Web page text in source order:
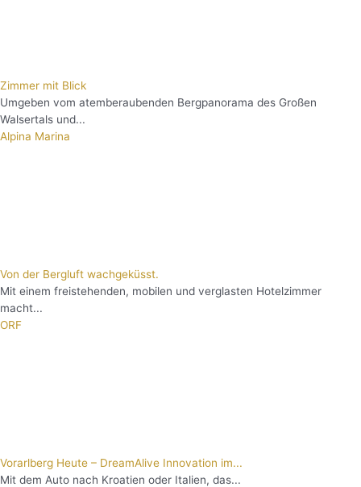
Zimmer mit Blick
Umgeben vom atemberaubenden Bergpanorama des Großen
Walsertals und...
Alpina Marina
Von der Bergluft wachgeküsst.
Mit einem freistehenden, mobilen und verglasten Hotelzimmer
macht...
ORF
Vorarlberg Heute – DreamAlive Innovation im...
Mit dem Auto nach Kroatien oder Italien, das...